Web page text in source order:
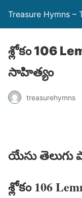
Treasure Hymns –
శ్లోకం 106
సాహిత్యం
treasurehymns
యేసు తెలుగు
శ్లోకం 106